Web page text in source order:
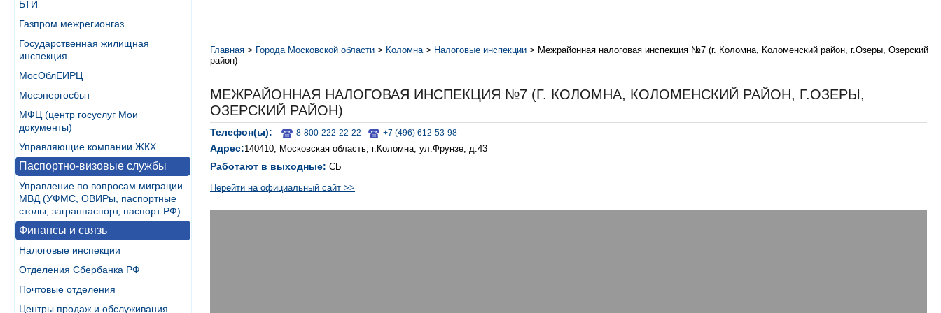
БТИ
Газпром межрегионгаз
Государственная жилищная
инспекция
МосОблЕИРЦ
Мосэнергосбыт
МФЦ (центр госуслуг Мои
документы)
Управляющие компании ЖКХ
Паспортно-визовые службы
Управление по вопросам миграции
МВД (УФМС, ОВИРы, паспортные
столы, загранпаспорт, паспорт РФ)
Финансы и связь
Налоговые инспекции
Отделения Сбербанка РФ
Почтовые отделения
Центры продаж и обслуживания
Главная > Города Московской области > Коломна > Налоговые инспекции > Межрайонная налоговая инспекция №7 (г. Коломна, Коломенский район, г.Озеры, Озерский
район)
МЕЖРАЙОННАЯ НАЛОГОВАЯ ИНСПЕКЦИЯ №7 (Г. КОЛОМНА, КОЛОМЕНСКИЙ РАЙОН, Г.ОЗЕРЫ,
ОЗЕРСКИЙ РАЙОН)
Телефон(ы): 8-800-222-22-22 +7 (496) 612-53-98
Адрес:140410, Московская область, г.Коломна, ул.Фрунзе, д.43
Работают в выходные: СБ
Перейти на официальный сайт >>